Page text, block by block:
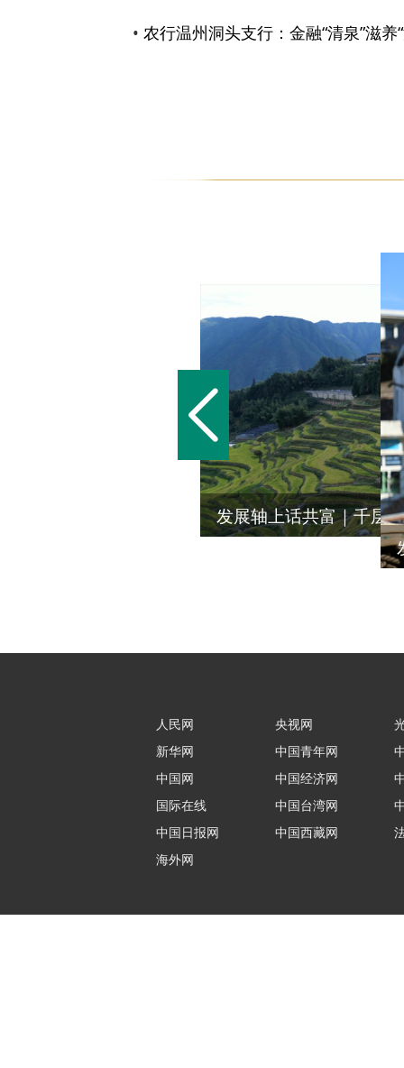
• 农行温州洞头支行：金融“清泉”滋养
发展轴上话共富｜千层
人民网
新华网
中国网
国际在线
中国日报网
海外网
央视网
中国青年网
中国经济网
中国台湾网
中国西藏网